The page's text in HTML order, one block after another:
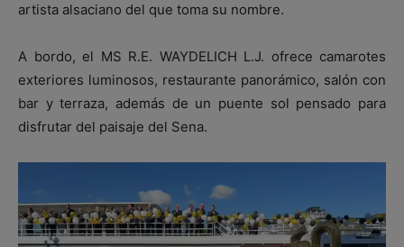
artista alsaciano del que toma su nombre.
A bordo, el MS R.E. WAYDELICH L.J. ofrece camarotes
exteriores luminosos, restaurante panorámico, salón con
bar y terraza, además de un puente sol pensado para
disfrutar del paisaje del Sena.